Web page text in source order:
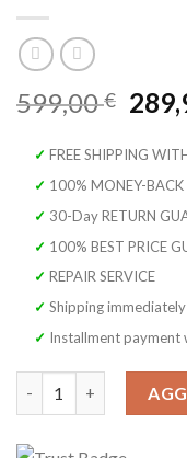
599,00€ Il
era:
✓ FREE SHIPPING
✓ 100% MONEY-
✓ 30-Day RETURN
✓ 100% BEST PRICE
✓ REPAIR SERVICE
✓ Shipping
✓ Installment